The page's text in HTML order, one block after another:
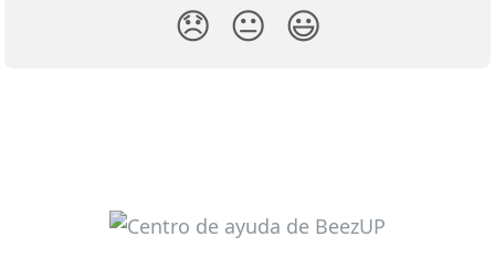
😞 😐 😃